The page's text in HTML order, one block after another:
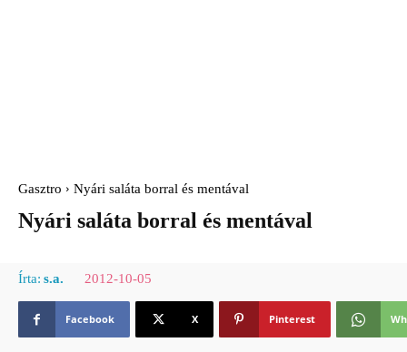
Gasztro Nyári saláta borral és mentával
Nyári saláta borral és mentával
Írta: s.a. 2012-10-05
Facebook X Pinterest